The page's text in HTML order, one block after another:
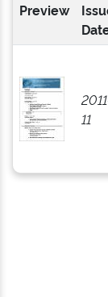
Preview
11